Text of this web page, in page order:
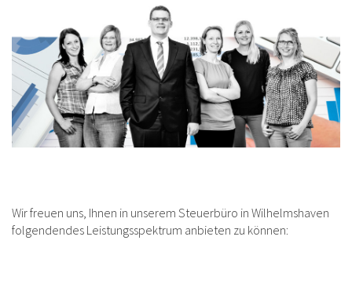
Wir freuen uns, Ihnen in unserem Steuerbüro in Wilhelmshaven
folgendendes Leistungsspektrum anbieten zu können: